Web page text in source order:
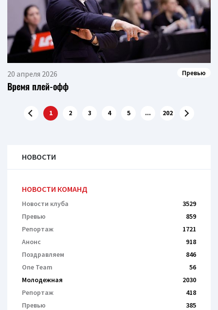
20 апреля 2026 Превью
Время плей-офф
1 2 3 4 5 ... 202
НОВОСТИ
НОВОСТИ КОМАНД
Новости клуба
3529
Превью
859
Репортаж
1721
Анонс
918
Поздравляем
846
One Team
56
Молодежная
2030
Репортаж
418
Превью
385